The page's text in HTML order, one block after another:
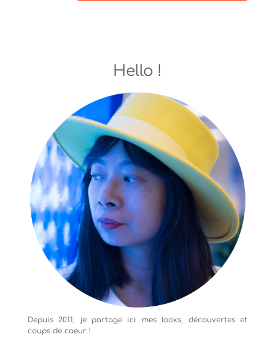
Hello !
Depuis 2011, je partage ici mes looks, découvertes et
coups de coeur !